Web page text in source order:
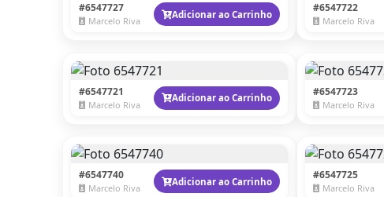
#6547727
Marcelo Riva
Adicionar ao Carrinho #6547722
Marcelo Riva
#6547721
Marcelo Riva
Adicionar ao Carrinho #6547723
Marcelo Riva
#6547740
Marcelo Riva
Adicionar ao Carrinho #6547725
Marcelo Riva